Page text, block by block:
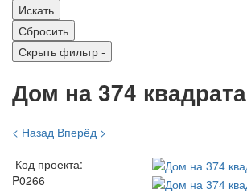
Скрыть фильтр -
Дом на 374 квадрата
< Назад Вперёд >
Код проекта:
P0266